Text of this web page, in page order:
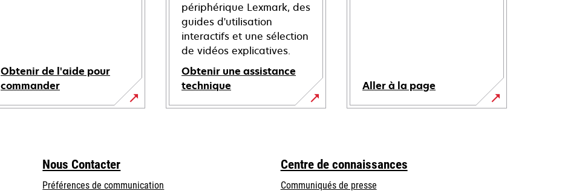
Obtenir de l'aide pour
commander
périphérique Lexmark, des
guides d'utilisation
interactifs et une sélection
de vidéos explicatives.
Obtenir une assistance
technique
s’ouvre
Aller à la page
Nous Contacter
Préférences de communication
Centre de connaissances
Communiqués de presse